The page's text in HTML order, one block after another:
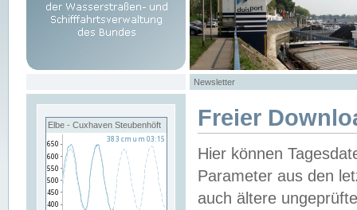
Newsletter
Elbe - Cuxhaven Steubenhöft Freier
Hier können
Parameter aus den
auch ältere